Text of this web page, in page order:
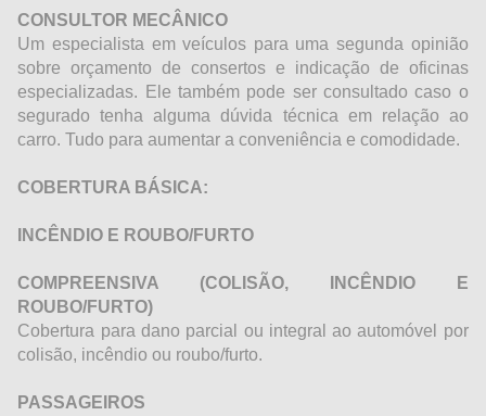
CONSULTOR MECÂNICO
Um especialista em veículos para uma segunda opinião
sobre orçamento de consertos e indicação de oficinas
especializadas. Ele também pode ser consultado caso o
segurado tenha alguma dúvida técnica em relação ao
carro. Tudo para aumentar a conveniência e comodidade.
COBERTURA BÁSICA:
INCÊNDIO E ROUBO/FURTO
COMPREENSIVA (COLISÃO, INCÊNDIO E
ROUBO/FURTO)
Cobertura para dano parcial ou integral ao automóvel por
colisão, incêndio ou roubo/furto.
PASSAGEIROS